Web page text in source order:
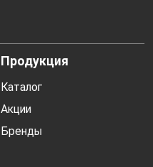
Продукция
Каталог
Акции
Бренды